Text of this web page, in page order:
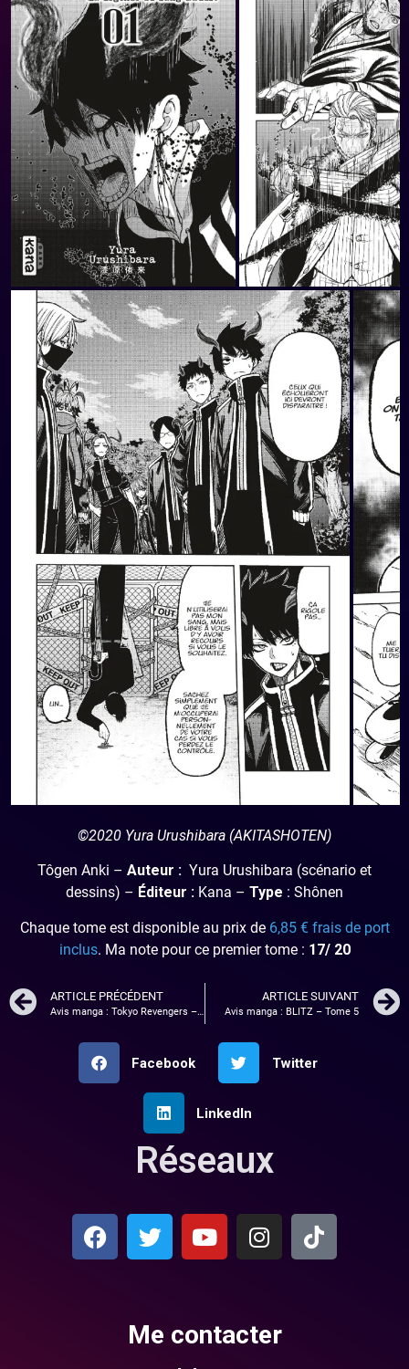
©2020 Yura Urushibara (AKITASHOTEN)
Tôgen Anki – Auteur : Yura Urushibara (scénario et
dessins) – Éditeur : Kana – Type : Shônen
Chaque tome est disponible au prix de 6,85 € frais de port
inclus. Ma note pour ce premier tome : 17/ 20
ARTICLE PRÉCÉDENT
Avis manga : Tokyo Revengers – Tome 16
ARTICLE SUIVANT
Avis manga : BLITZ – Tome 5
Facebook Twitter
LinkedIn
Réseaux
Me contacter